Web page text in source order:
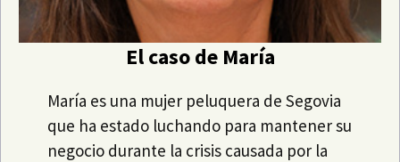
El caso de María
María es una mujer peluquera de Segovia
que ha estado luchando para mantener su
negocio durante la crisis causada por la